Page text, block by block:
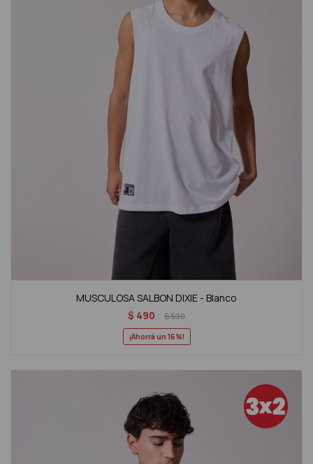
MUSCULOSA SALBON DIXIE - Blanco
$ 490 $590
16